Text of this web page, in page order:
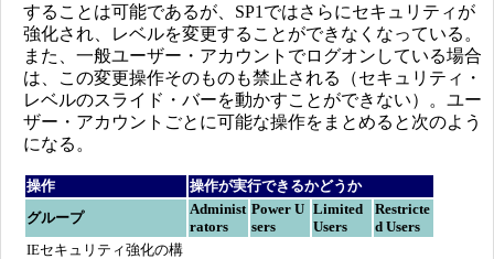
することは可能であるが、SP1ではさらにセキュリティが
強化され、レベルを変更することができなくなっている。
また、一般ユーザー・アカウントでログオンしている場合
は、この変更操作そのものも禁止される（セキュリティ・
レベルのスライド・バーを動かすことができない）。ユー
ザー・アカウントごとに可能な操作をまとめると次のよう
になる。
操作
操作が実行できるかどうか
グループ
Administ
rators
Power U
sers
Limited
Users
Restricte
d Users
IEセキュリティ強化の構